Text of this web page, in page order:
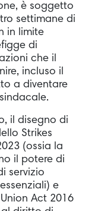
è soggetto
settimane di
in limite
di
che il
incluso il
a diventare
il disegno di
Strikes
(ossia la
il potere di
servizio
e
Act 2016